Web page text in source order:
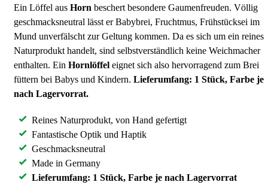
Ein Löffel aus Horn beschert besondere Gaumenfreuden. Völlig
geschmacksneutral lässt er Babybrei, Fruchtmus, Frühstücksei im
Mund unverfälscht zur Geltung kommen. Da es sich um ein reines
Naturprodukt handelt, sind selbstverständlich keine Weichmacher
enthalten. Ein Hornlöffel eignet sich also hervorragend zum Brei
füttern bei Babys und Kindern. Lieferumfang: 1 Stück, Farbe je
nach Lagervorrat.
Reines Naturprodukt, von Hand gefertigt
Fantastische Optik und Haptik
Geschmacksneutral
Made in Germany
Lieferumfang: 1 Stück, Farbe je nach Lagervorrat